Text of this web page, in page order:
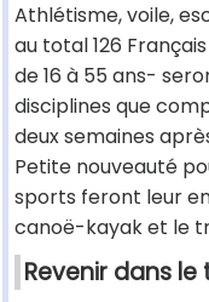
Athlétisme, voile,
au total 126
de 16 à 55 ans-
disciplines que
deux semaines
Petite nouveauté
sports feront leur
canoë-kayak et le
Revenir dans le